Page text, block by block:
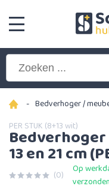
- Bedverhoger /
PER STUK (8+13 wit)
13 en 21 cm
(0)
Op
verzonden